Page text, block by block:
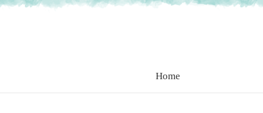
Home